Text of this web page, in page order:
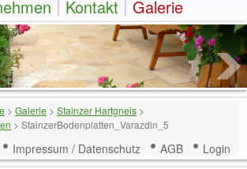
Kontakt Galerie
> Galerie > Stainzer Hartgneis >
> StainzerBodenplatten_Varazdin_5
Impressum / Datenschutz AGB Login